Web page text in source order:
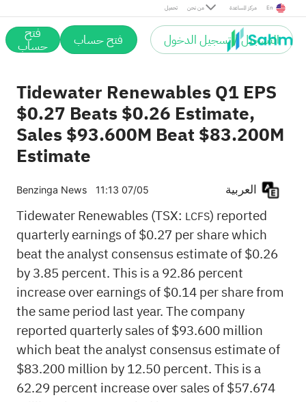
تحميل من نحن مركز المساعدة En
التسجيل / تسجيل الدخول فتح حساب فتح
حساب
Tidewater Renewables Q1 EPS
$0.27 Beats $0.26 Estimate,
Sales $93.600M Beat $83.200M
Estimate
Benzinga News 11:13 07/05
Tidewater Renewables (TSX: LCFS) reported
quarterly earnings of $0.27 per share which
beat the analyst consensus estimate of $0.26
by 3.85 percent. This is a 92.86 percent
increase over earnings of $0.14 per share from
the same period last year. The company
reported quarterly sales of $93.600 million
which beat the analyst consensus estimate of
$83.200 million by 12.50 percent. This is a
62.29 percent increase over sales of $57.674